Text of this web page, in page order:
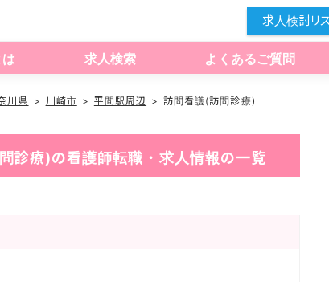
求人検索 よくあるご質問
求人検討リ
川県 川崎市 平間駅周辺 訪問看護(訪問診療)
診療)の看護師転職・求人情報の一覧